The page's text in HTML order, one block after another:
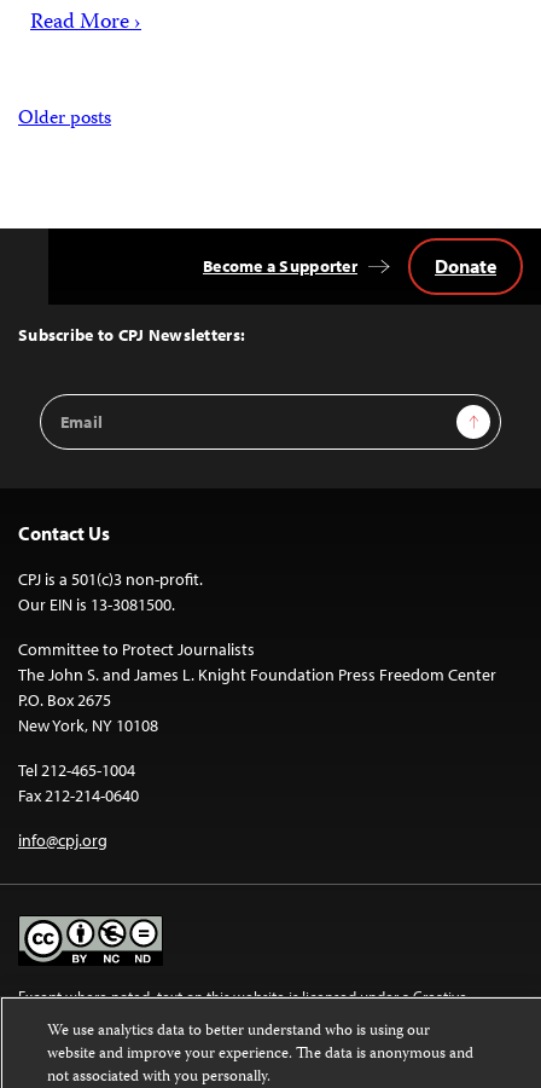
Read More ›
Posts
Older posts
Top
Subscribe to CPJ Newsletters:
Email
Address
Sign Up
Become a Supporter Donate
Contact Us
CPJ is a 501(c)3 non-profit.
Our EIN is 13-3081500.
Committee to Protect Journalists
The John S. and James L. Knight Foundation Press Freedom Center
P.O. Box 2675
New York, NY 10108
Tel 212-465-1004
Fax 212-214-0640
info@cpj.org
Except where noted, text on this website is licensed under aCreative
License.
Images and other media are not covered by the Creative Commons license.
We use analytics data to better understand who is using our
website and improve your experience. The data is anonymous and
not associated with you personally.